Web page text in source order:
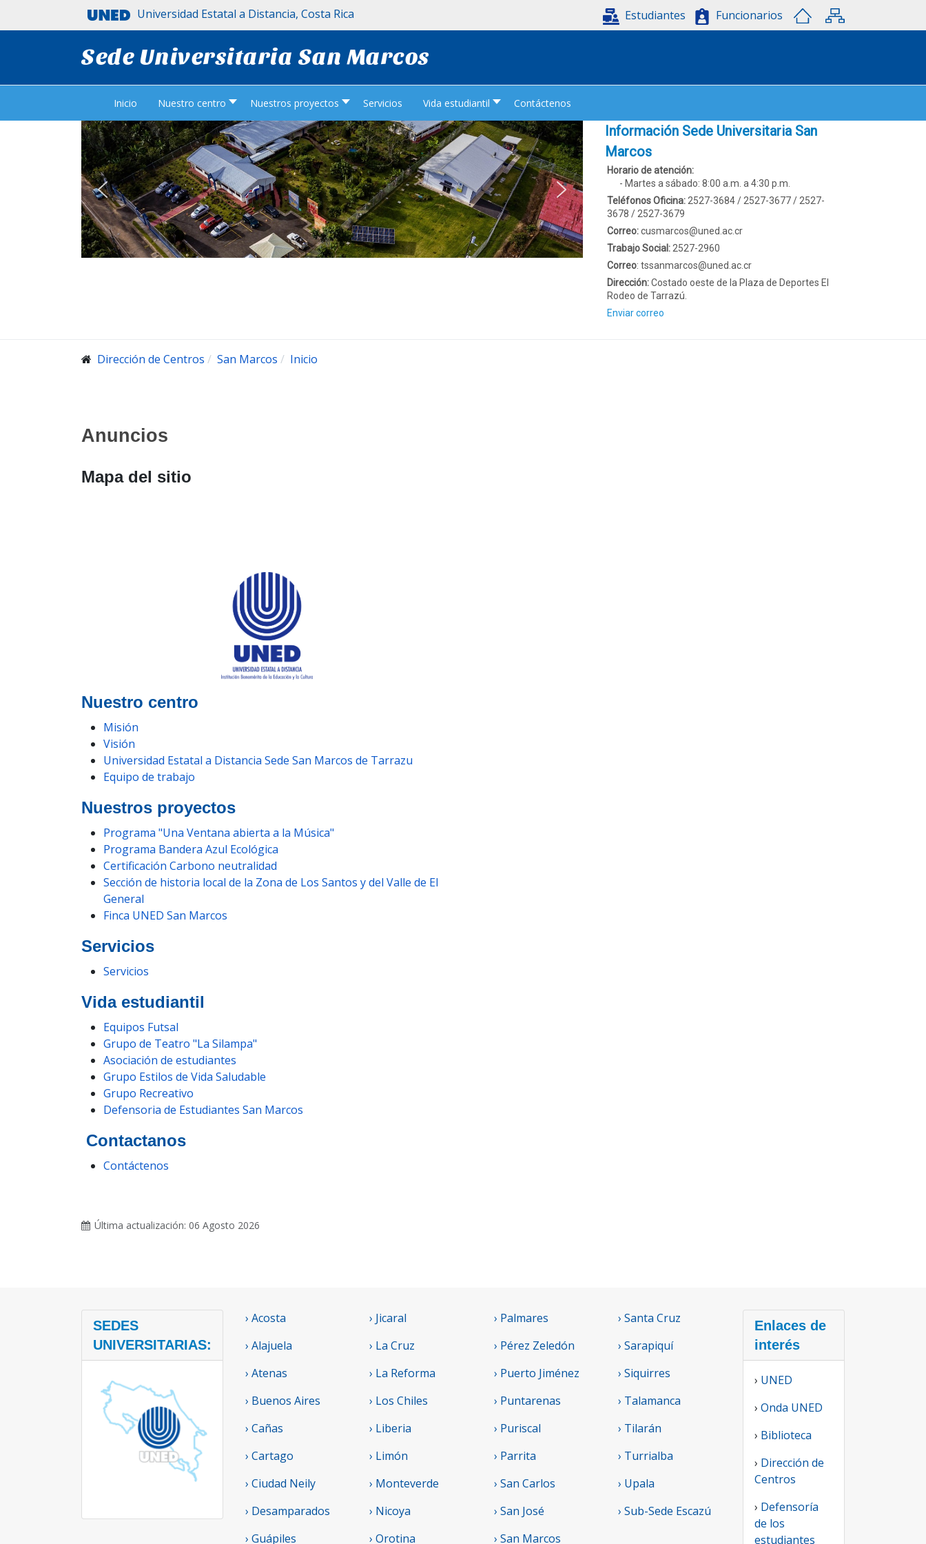
Universidad Estatal a Distancia, Costa Rica Estudiantes Funcionarios
Sede Universitaria San Marcos
Inicio Nuestro centro Nuestros proyectos Servicios Vida estudiantil Contáctenos
Información Sede Universitaria San
Marcos
Horario de atención:
- Martes a sábado: 8:00 a.m. a 4:30 p.m.
Teléfonos Oficina: 2527-3684 / 2527-3677 / 2527-
3678 / 2527-3679
Correo:cusmarcos@uned.ac.cr
Trabajo Social: 2527-2960
Correo: tssanmarcos@uned.ac.cr
Dirección:Costado oeste de la Plaza de Deportes El
Rodeo de Tarrazú.
Enviar correo
Dirección de Centros San Marcos Inicio
Anuncios
Mapa del sitio
Nuestro centro
Misión
Visión
Universidad Estatal a Distancia Sede San Marcos de Tarrazu
Equipo de trabajo
Nuestros proyectos
Programa "Una Ventana abierta a la Música"
Programa Bandera Azul Ecológica
Certificación Carbono neutralidad
Sección de historia local de la Zona de Los Santos y del Valle de El
General
Finca UNED San Marcos
Servicios
Servicios
Vida estudiantil
Equipos Futsal
Grupo de Teatro "La Silampa"
Asociación de estudiantes
Grupo Estilos de Vida Saludable
Grupo Recreativo
Defensoria de Estudiantes San Marcos
Contactanos
Contáctenos
Última actualización: 06 Agosto 2026
SEDES
UNIVERSITARIAS:
› Acosta
› Alajuela
› Atenas
› Buenos Aires
› Cañas
› Cartago
› Ciudad Neily
› Desamparados
› Guápiles
› Jicaral
› La Cruz
› La Reforma
› Los Chiles
› Liberia
› Limón
› Monteverde
› Nicoya
› Orotina
› Palmares
› Pérez Zeledón
› Puerto Jiménez
› Puntarenas
› Puriscal
› Parrita
› San Carlos
› San José
› San Marcos
› Santa Cruz
› Sarapiquí
› Siquirres
› Talamanca
› Tilarán
› Turrialba
› Upala
› Sub-Sede Escazú
Enlaces de
interés
› UNED
› Onda UNED
› Biblioteca
› Dirección de
Centros
› Defensoría
de los
estudiantes